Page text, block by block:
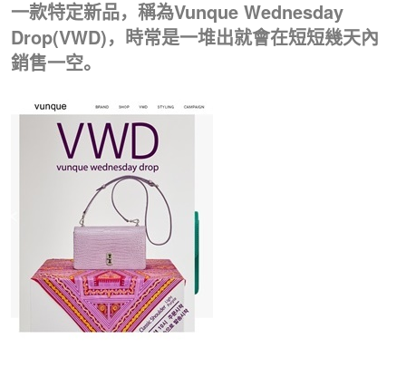
一款特定新品，稱為Vunque Wednesday
Drop(VWD)，時常是一堆出就會在短短幾天內
銷售一空。